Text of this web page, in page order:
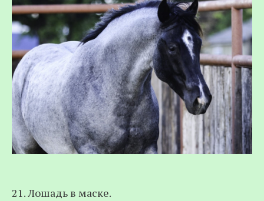
21. Лошадь в маске.